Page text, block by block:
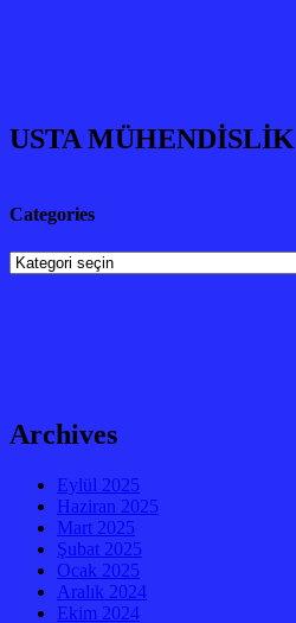
USTA MÜHENDİSLİK
Categories
Categories
Archives
Eylül 2025
Haziran 2025
Mart 2025
Şubat 2025
Ocak 2025
Aralık 2024
Ekim 2024